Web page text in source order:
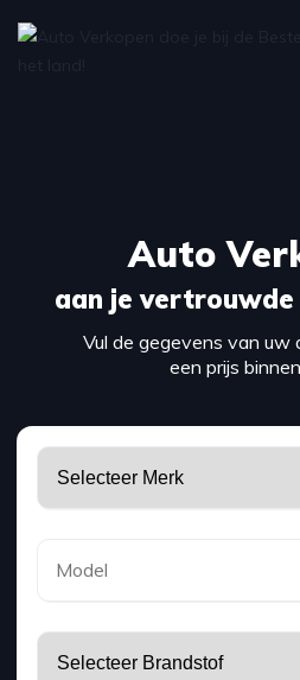
Auto
aan je
Vul de gegevens van uw
een prijs